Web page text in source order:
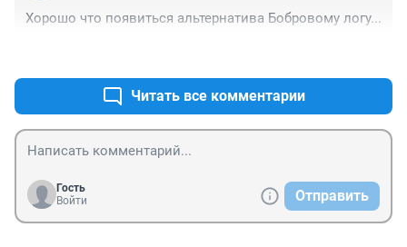
Хорошо что появиться альтернатива Бобровому логу...
Читать все комментарии
Гость
Войти
Отправить